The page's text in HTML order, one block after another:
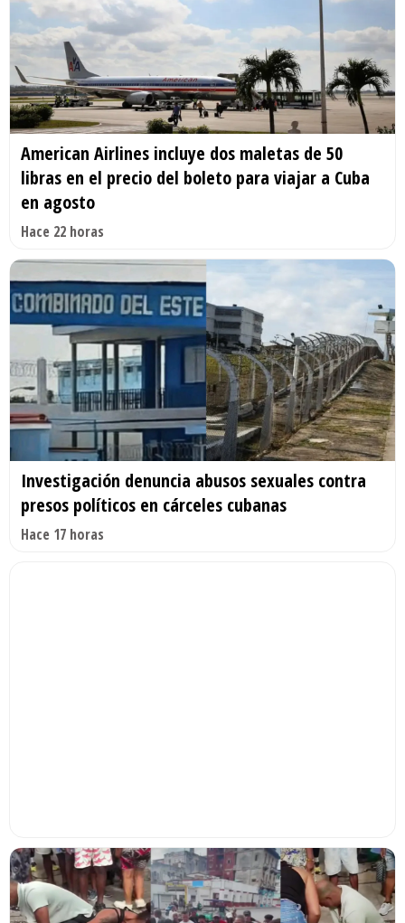
American Airlines incluye dos maletas de 50
libras en el precio del boleto para viajar a Cuba
en agosto
Hace 22 horas
Investigación denuncia abusos sexuales contra
presos políticos en cárceles cubanas
Hace 17 horas